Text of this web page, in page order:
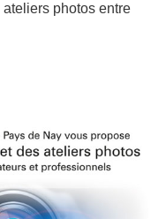
photos entre